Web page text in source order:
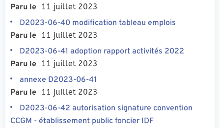
Paru le 11 juillet 2023
D2023-06-40 modification tableau emplois
Paru le 11 juillet 2023
D2023-06-41 adoption rapport activités 2022
Paru le 11 juillet 2023
annexe D2023-06-41
Paru le 11 juillet 2023
D2023-06-42 autorisation signature convention
CCGM - établissement public foncier IDF